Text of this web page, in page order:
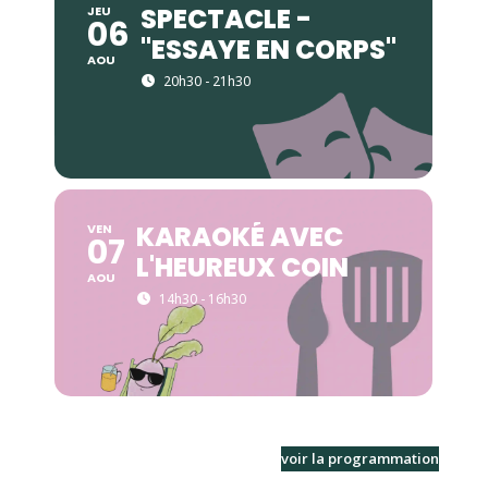
JEU
06
AOU
SPECTACLE -
"ESSAYE EN CORPS"
20h30 - 21h30
VEN
07
AOU
KARAOKÉ AVEC
L'HEUREUX COIN
14h30 - 16h30
voir la programmation